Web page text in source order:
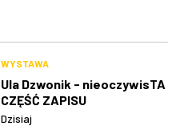
WYSTAWA
Ula Dzwonik - nieoczywisTA
CZĘŚĆ ZAPISU
Dzisiaj